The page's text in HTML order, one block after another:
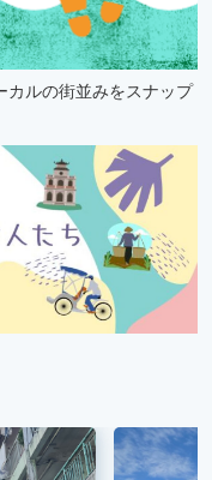
カルの街並みをスナップ